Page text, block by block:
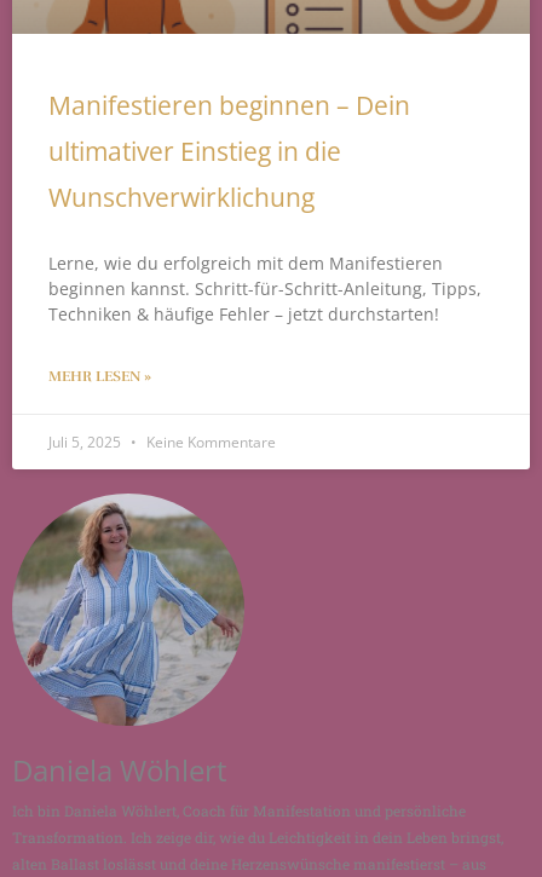
Manifestieren beginnen – Dein
ultimativer Einstieg in die
Wunschverwirklichung
Lerne, wie du erfolgreich mit dem Manifestieren
beginnen kannst. Schritt-für-Schritt-Anleitung, Tipps,
Techniken & häufige Fehler – jetzt durchstarten!
MEHR LESEN »
Juli 5, 2025 Keine Kommentare
Daniela Wöhlert
Ich bin Daniela Wöhlert, Coach für Manifestation und persönliche
Transformation. Ich zeige dir, wie du Leichtigkeit in dein Leben bringst,
alten Ballast loslässt und deine Herzenswünsche manifestierst – aus